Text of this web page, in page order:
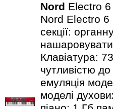
Nord Electro
Nord Electro 6
секції:
нашаровувати
Клавіатура:
чутливістю
емуляція
моделі